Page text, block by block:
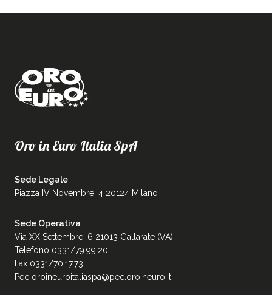
Oro in Euro Italia SpA
Sede Legale
Piazza IV Novembre, 4 20124 Milano
Sede Operativa
Via XX Settembre, 6 21013 Gallarate (VA)
Telefono 0331/79.99.20
Fax 0331/70.17.73
Pec oroineuroitaliaspa@pec.oroineuro.it